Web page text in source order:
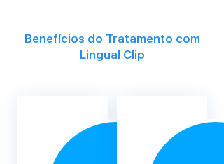
Benefícios do Tratamento com
Lingual Clip